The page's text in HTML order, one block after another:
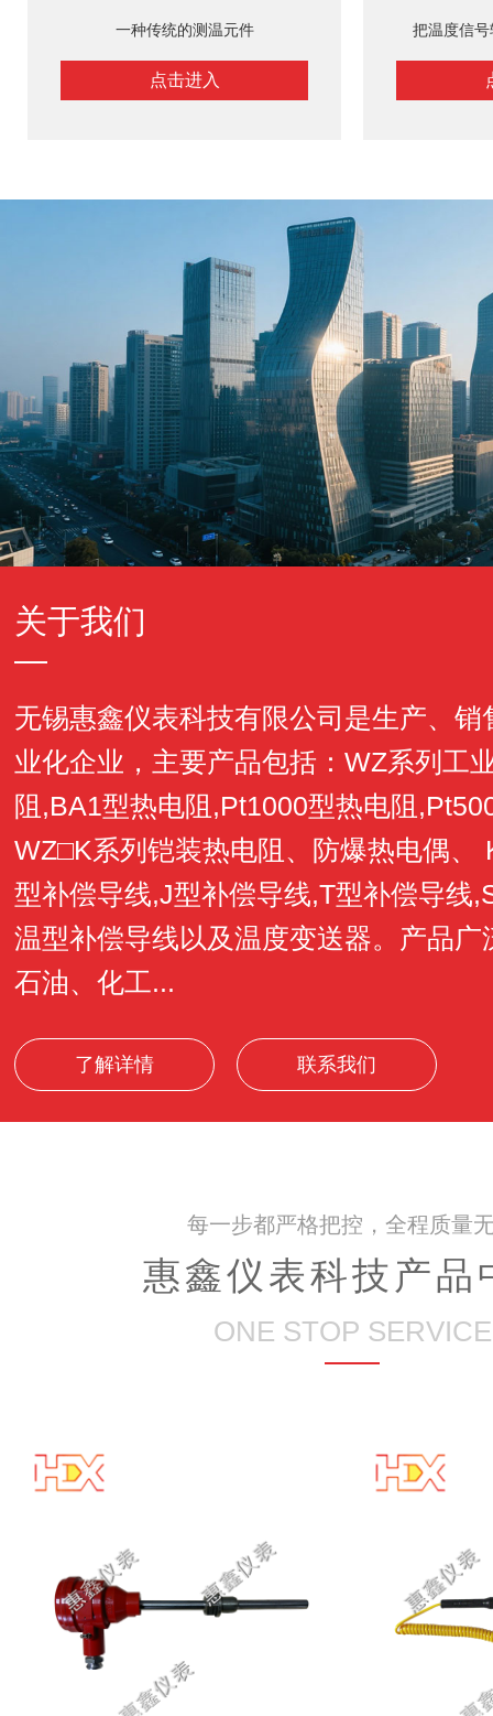
一种传统的测温元件
点击进入
把温度信
关于我们
无锡惠鑫仪表科技有限公司是生产、销
业化企业，主要产品包括：WZ系列工
阻,BA1型热电阻,Pt1000型热电阻
WZ□K系列铠装热电阻、防爆热电偶、
型补偿导线,J型补偿导线,T型补偿导线
温型补偿导线以及温度变送器。产品广
石油、化工...
了解详情 联系我们
每一步都严格把控，全程质量
惠鑫仪表科技产品
ONE STOP SERVICE